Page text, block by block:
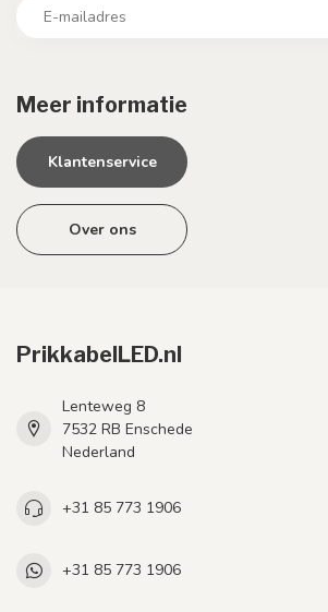
Meer informatie
Klantenservice
Over ons
PrikkabelLED.nl
Lenteweg 8
7532 RB Enschede
Nederland
+31 85 773 1906
+31 85 773 1906